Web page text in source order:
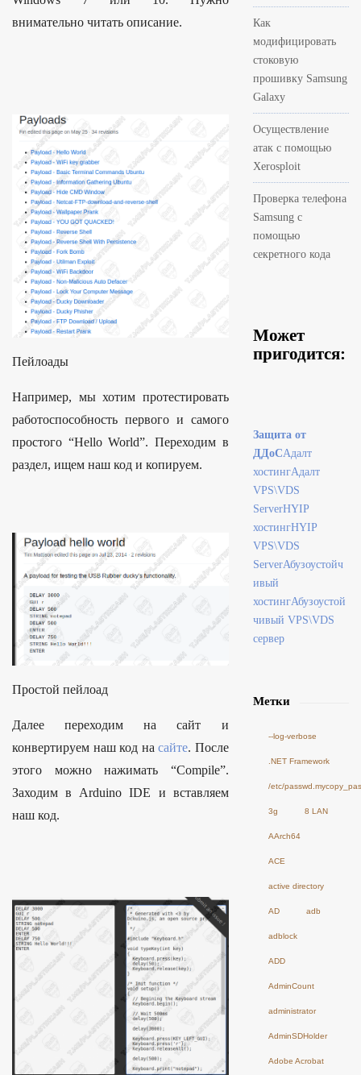
внимательно читать описание.
Пейлоады
Например, мы хотим протестировать
работоспособность первого и самого
простого “Hello World”. Переходим в
раздел, ищем наш код и копируем.
Простой пейлоад
Далее переходим на сайт и
конвертируем наш код насайте. После
этого можно нажимать “Compile”.
Заходим в Arduino IDE и вставляем
наш код.
Как
модифицировать
стоковую
прошивку Samsung
Galaxy
Осуществление
атак с помощью
Xerosploit
Проверка телефона
Samsung с
помощью
секретного кода
Может
пригодится:
Защита от
ДДоСАдалт
хостингАдалт
VPS\VDS
ServerHYIP
хостингHYIP
VPS\VDS
ServerАбузоустойч
ивый
хостингАбузоустой
чивый VPS\VDS
сервер
Метки
--log-verbose
.NET Framework
/etc/
3g 8 LAN
AArch64
ACE
active directory
AD adb
adblock
ADD
AdminCount
administrator
AdminSDHolder
Adobe Acrobat